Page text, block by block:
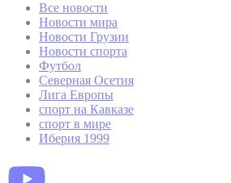
Все новости
Новости мира
Новости Грузии
Новости спорта
Футбол
Северная Осетия
Лига Европы
спорт на Кавказе
спорт в мире
Иберия 1999